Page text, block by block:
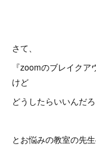
さて、
『zoomのブレイク
けど
どうしたらいいんだろ
とお悩みの教室の先